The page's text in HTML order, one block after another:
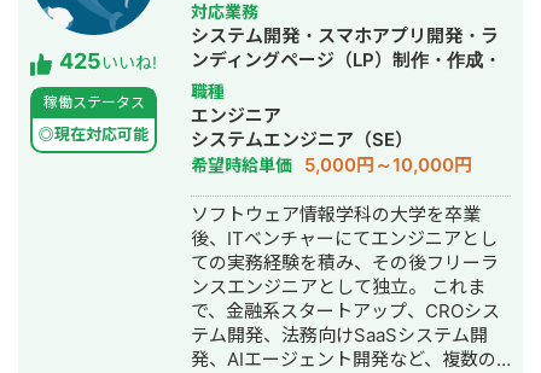
425いいね!
稼働ステータス
◎現在対応可能
対応業務
システム開発・スマホアプリ開発・ラ
ンディングページ（LP）制作・作成・
ECサイト構築・ネットショップ作成代
行・SEO対策・新規事業立上・SNS運
用代行・記事作成代行・ライティン
グ・翻訳・ホームページ制作・作成・
バナー制作・デザイン・ロゴデザイ
ン・作成・イラスト制作・動画制作・
動画編集・AI活用
職種
エンジニア
システムエンジニア（SE）
希望時給単価 5,000円～10,000円
ソフトウェア情報学科の大学を卒業
後、ITベンチャーにてエンジニアとし
ての実務経験を積み、その後フリーラ
ンスエンジニアとして独立。 これま
で、金融系スタートアップ、CROシス
テム開発、法務向けSaaSシステム開
発、AIエージェント開発など、複数の